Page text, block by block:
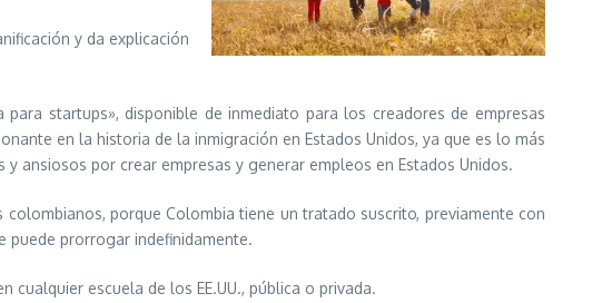
y da explicación
startups», disponible de inmediato para los creadores de empresas
en la historia de la inmigración en Estados Unidos, ya que es lo más
ansiosos por crear empresas y generar empleos en Estados Unidos.
porque Colombia tiene un tratado suscrito, previamente con
puede prorrogar indefinidamente.
escuela de los EE.UU., pública o privada.